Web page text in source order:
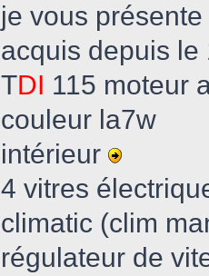
je vous
acquis depuis le
TDI 115 moteur
couleur la7w
intérieur
4 vitres
climatic (clim
régulateur de